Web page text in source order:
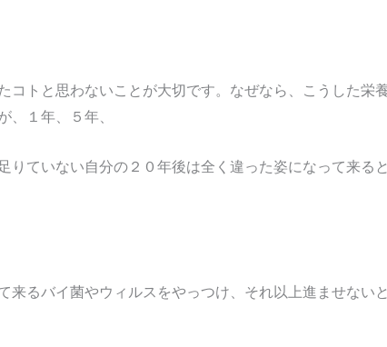
コトと思わないことが大切です。なぜなら、こうした栄
、１年、５年、
りていない自分の２０年後は全く違った姿になって来る
るバイ菌やウィルスをやっつけ、それ以上進ませない